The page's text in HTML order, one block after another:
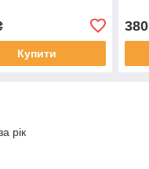
Купити
380
рік